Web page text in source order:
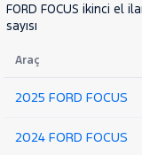
Foton
HYUNDAI
FORD FOCUS ikinci el
sayısı
Araç
2025 FORD FOCUS
2024 FORD FOCUS